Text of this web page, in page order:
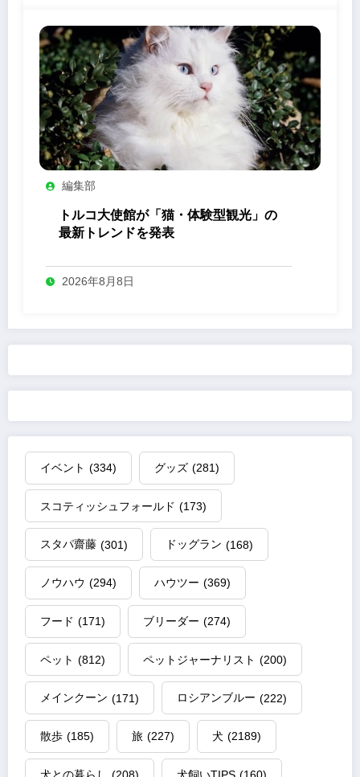
編集部
トルコ大使館が「猫・体験型観光」の
最新トレンドを発表
2026年8月8日
イベント (334) グッズ (281)
スコティッシュフォールド (173)
スタパ齋藤 (301) ドッグラン (168)
ノウハウ (294) ハウツー (369)
フード (171) ブリーダー (274)
ペット (812) ペットジャーナリスト (200)
メインクーン (171) ロシアンブルー (222)
散歩 (185) 旅 (227) 犬 (2189)